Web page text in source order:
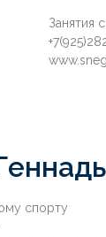
Занятия
спорту